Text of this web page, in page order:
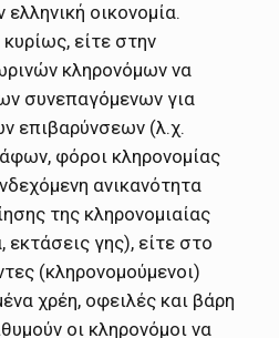
οικονομία.
είτε στην
κληρονόμων να
συνεπαγόμενων για
επιβαρύνσεων (λ.χ.
φόροι κληρονομίας
ανικανότητα
της κληρονομιαίας
εκτάσεις γης), είτε στο
(κληρονομούμενοι)
χρέη, οφειλές και βάρη
οι κληρονόμοι να